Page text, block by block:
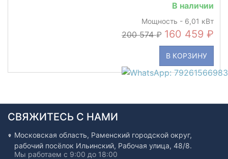
В наличии
Мощность - 6,01 кВт
200 574 160 459
В КОРЗИНУ
СВЯЖИТЕСЬ С НАМИ
Московская область, Раменский городской округ,
рабочий посёлок Ильинский, Рабочая улица, 48/8.
Мы работаем с 9:00 до 18:00